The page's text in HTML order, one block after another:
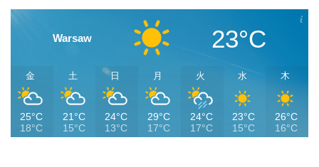
Warsaw 23°C
金
25°C
18°C
土
21°C
15°C
日
24°C
13°C
月
29°C
17°C
火
24°C
17°C
水
23°C
15°C
木
26°C
16°C